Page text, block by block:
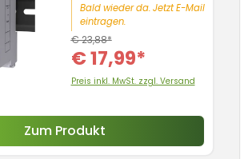
Bald wieder da. Jetzt E-Mail
eintragen.
€ 17,99*
€ 23,88*
Preis inkl. MwSt. zzgl. Versand
Zum Produkt